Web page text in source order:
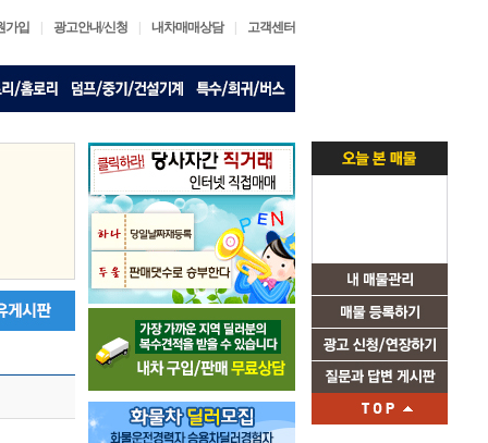
가입 광고안내/신청 내차매매상담 고객센터